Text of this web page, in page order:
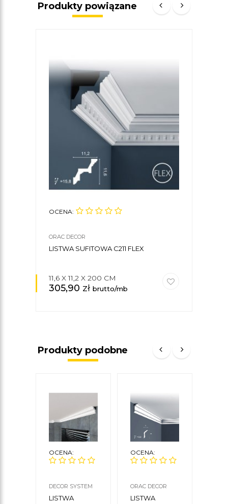
Produkty powiązane
OCENA:
ORAC DECOR
LISTWA SUFITOWA C211 FLEX
11,6 X 11,2 X 200 CM
305,90 zł brutto/mb
Produkty podobne
OCENA:
DECOR SYSTEM
LISTWA
OCENA:
ORAC DECOR
LISTWA